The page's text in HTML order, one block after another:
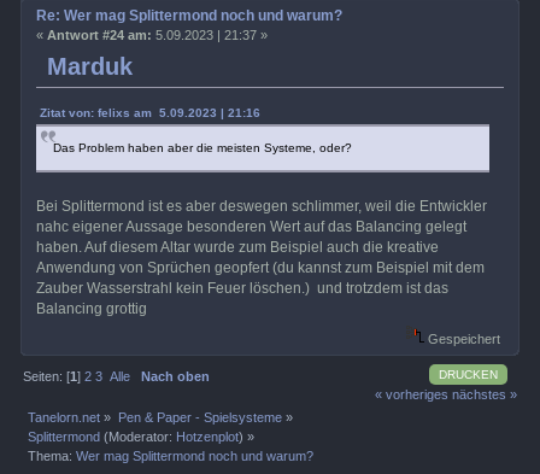
Marduk
Re: Wer mag Splittermond noch und warum?
« Antwort #24 am: 5.09.2023 | 21:37 »
Zitat von: felixs am 5.09.2023 | 21:16
Das Problem haben aber die meisten Systeme, oder?
Bei Splittermond ist es aber deswegen schlimmer, weil die Entwickler
nahc eigener Aussage besonderen Wert auf das Balancing gelegt
haben. Auf diesem Altar wurde zum Beispiel auch die kreative
Anwendung von Sprüchen geopfert (du kannst zum Beispiel mit dem
Zauber Wasserstrahl kein Feuer löschen.) und trotzdem ist das
Balancing grottig
Gespeichert
DRUCKEN
Seiten: [1]2 3 Alle
Nach oben
« vorheriges nächstes »
Tanelorn.net » Pen & Paper - Spielsysteme»
Splittermond (Moderator: Hotzenplot) »
Thema:Wer mag Splittermond noch und warum?